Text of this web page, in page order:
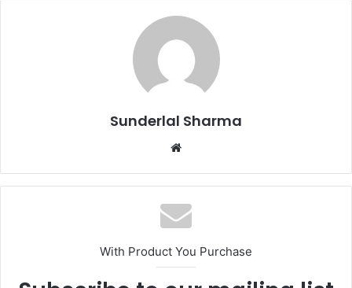
Sunderlal Sharma
Website
With Product You Purchase